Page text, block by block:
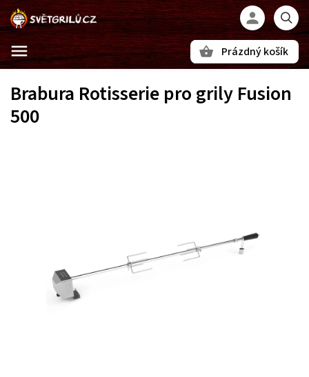
Prázdný košík
Brabura Rotisserie pro grily Fusion
500